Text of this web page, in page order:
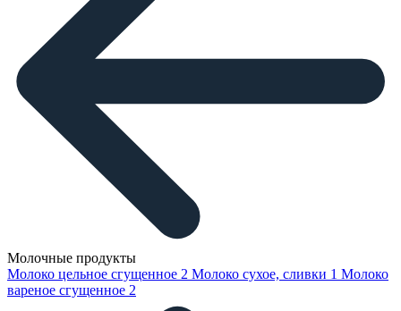
Молочные продукты
Молоко цельное сгущенное 2 Молоко сухое, сливки 1 Молоко
вареное сгущенное 2